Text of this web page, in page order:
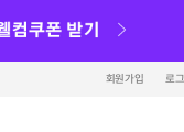
회원가입 로